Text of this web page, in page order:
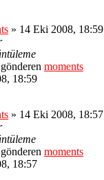
» 14 Eki 2008, 18:59
gönderen moments
18:59
» 14 Eki 2008, 18:57
gönderen moments
18:57